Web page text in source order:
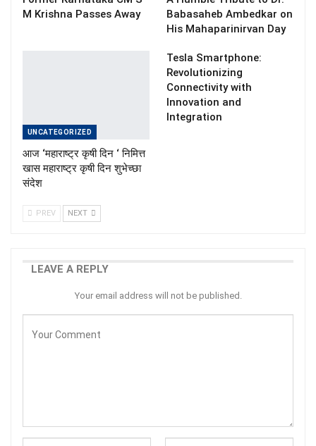
M Krishna Passes Away
Babasaheb Ambedkar on
His Mahaparinirvan Day
UNCATEGORIZED
आज ‘महाराष्ट्र कृषी दिन ‘ निमित्त
खास महाराष्ट्र कृषी दिन शुभेच्छा
संदेश
Tesla Smartphone:
Revolutionizing
Connectivity with
Innovation and
Integration
PREV NEXT
LEAVE A REPLY
Your email address will not be published.